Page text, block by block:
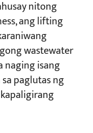
nitong
ang lifting
wastewater
naging isang
paglutas ng